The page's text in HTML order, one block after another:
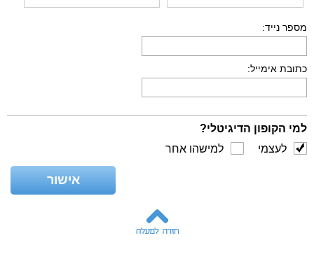
מספר נייד:
כתובת אימייל:
למי הקופון הדיגיטלי?
לעצמי
למישהו אחר
יותר
אישור